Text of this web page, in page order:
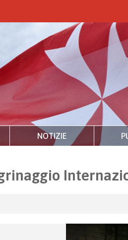
NOTIZIE